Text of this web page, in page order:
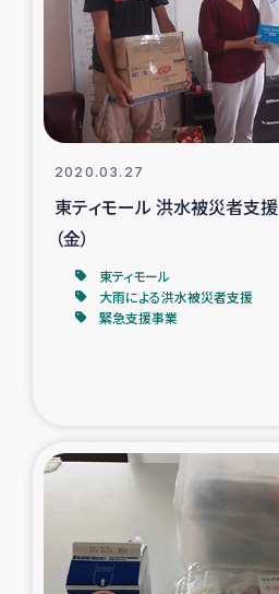
2020.03.27
東ティモール 洪水被災者支
（金）
東ティモール
大雨による洪水被災者支援
緊急支援事業